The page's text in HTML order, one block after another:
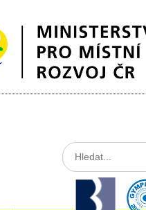
Hledat: